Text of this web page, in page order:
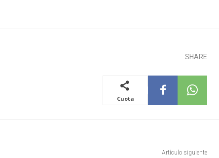
SHARE
Cuota
Artículo siguiente